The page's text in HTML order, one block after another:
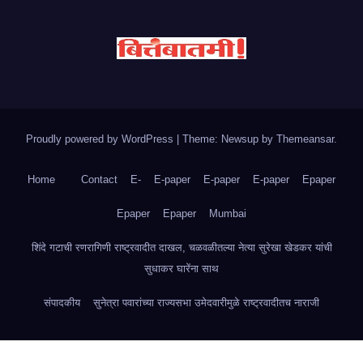
Proudly powered by WordPress | Theme: Newsup by Themeansar.
Home Contact E- E-paper E-paper E-paper Epaper
Epaper Epaper Mumbai
शिंदे गटाची रणरागिणी राष्ट्रवादीत दाखल, चळवळीतल्या नेत्या सुरेखा खेडकर यांची
सुधाकर घारेंना साथ
संपादकीय सुनेत्रा पवारांच्या राज्यसभा उमेदवारीमुळे राष्ट्रवादीतच नाराजी